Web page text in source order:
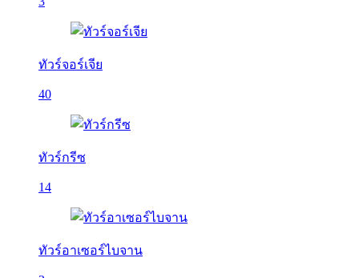
ทัวร์จอร์เจีย
40
ทัวร์กรีซ
14
ทัวร์อาเซอร์ไบจาน